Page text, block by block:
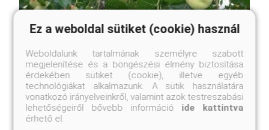
Ez a weboldal sütiket (cookie) használ
Weboldalunk tartalmának személyre szabott
megjelenítése és a böngészési élmény biztosítása
érdekében sütiket (cookie), illetve egyéb
technológiákat alkalmazunk. A sütik használatára
vonatkozó irányelveinkről, valamint azok testreszabási
lehetőségeiről bővebb információ ide kattintva
érhető el.